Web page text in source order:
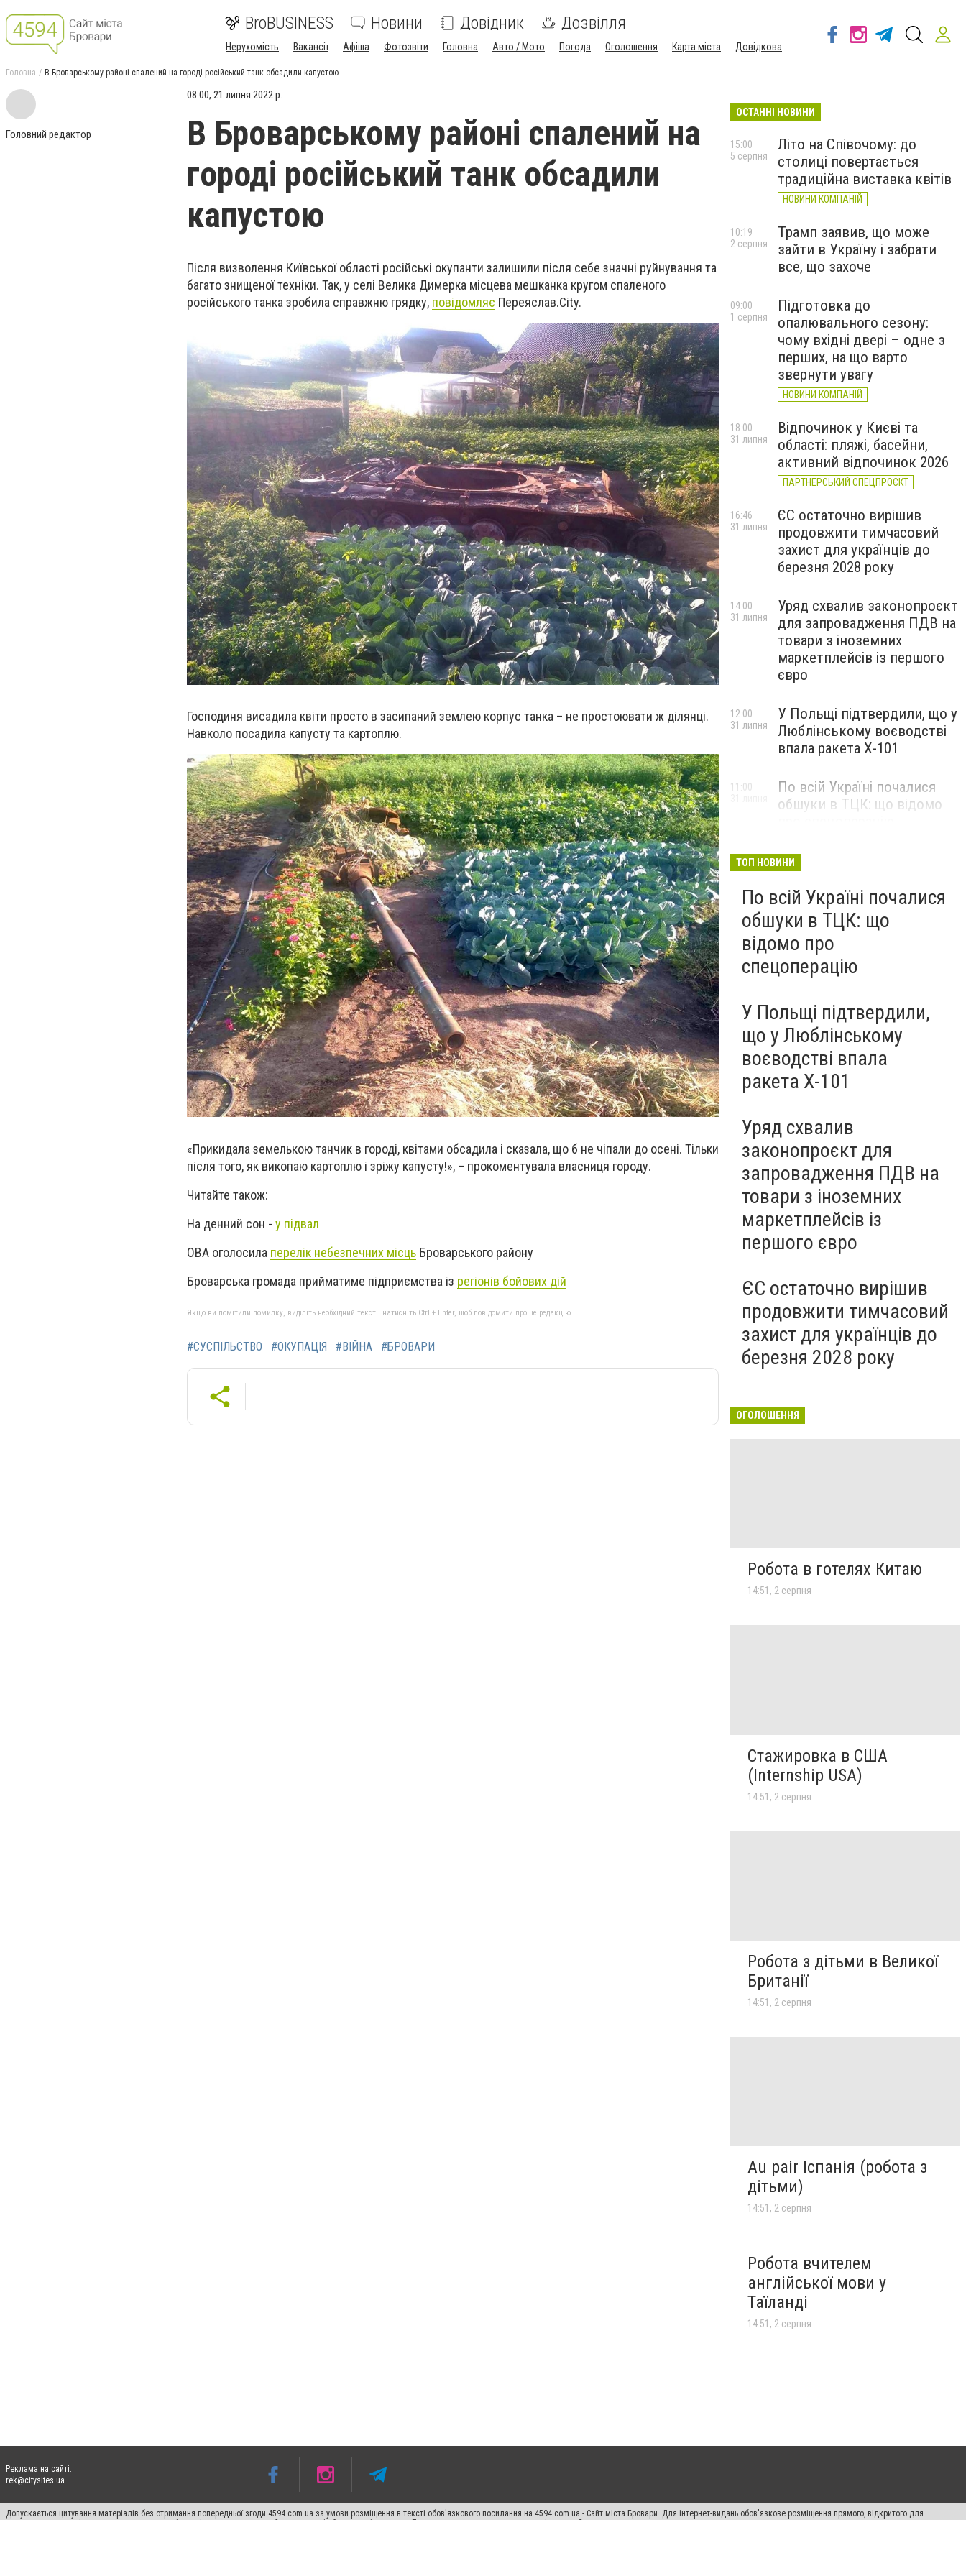
BroBUSINESS Новини Довідник Дозвілля
Нерухомість Вакансії Афіша Фотозвіти Головна Авто / Мото Погода Оголошення Карта міста Довідкова
Головна В Броварському районі спалений на городі російський танк обсадили капустою
Головний редактор
08:00, 21 липня 2022 р.
В Броварському районі спалений на
городі російський танк обсадили
капустою
Після визволення Київської області російські окупанти залишили після себе значні руйнування та
багато знищеної техніки. Так, у селі Велика Димерка місцева мешканка кругом спаленого
російського танка зробила справжню грядку, повідомляє Переяслав.City.
Господиня висадила квіти просто в засипаний землею корпус танка – не простоювати ж ділянці.
Навколо посадила капусту та картоплю.
«Прикидала земелькою танчик в городі, квітами обсадила і сказала, що б не чіпали до осені. Тільки
після того, як викопаю картоплю і зріжу капусту!», – прокоментувала власниця городу.
Читайте також:
На денний сон - у підвал
ОВА оголосила перелік небезпечних місць Броварського району
Броварська громада прийматиме підприємства із регіонів бойових дій
Якщо ви помітили помилку, виділіть необхідний текст і натисніть Ctrl + Enter, щоб повідомити про це редакцію
#СУСПІЛЬСТВО #ОКУПАЦІЯ #ВІЙНА #БРОВАРИ
ОСТАННІ НОВИНИ
Літо на Співочому: до
столиці повертається
традиційна виставка квітів
НОВИНИ КОМПАНІЙ
15:00
5 серпня
Трамп заявив, що може
зайти в Україну і забрати
все, що захоче
10:19
2 серпня
Підготовка до
опалювального сезону:
чому вхідні двері – одне з
перших, на що варто
звернути увагу
НОВИНИ КОМПАНІЙ
09:00
1 серпня
Відпочинок у Києві та
області: пляжі, басейни,
активний відпочинок 2026
ПАРТНЕРСЬКИЙ СПЕЦПРОЄКТ
18:00
31 липня
ЄС остаточно вирішив
продовжити тимчасовий
захист для українців до
березня 2028 року
16:46
31 липня
Уряд схвалив законопроєкт
для запровадження ПДВ на
товари з іноземних
маркетплейсів із першого
євро
14:00
31 липня
У Польщі підтвердили, що у
Люблінському воєводстві
впала ракета Х-101
12:00
31 липня
По всій Україні почалися
обшуки в ТЦК: що відомо
11:00
ТОП НОВИНИ
По всій Україні почалися
обшуки в ТЦК: що
відомо про
спецоперацію
У Польщі підтвердили,
що у Люблінському
воєводстві впала
ракета Х-101
Уряд схвалив
законопроєкт для
запровадження ПДВ на
товари з іноземних
маркетплейсів із
першого євро
ЄС остаточно вирішив
продовжити тимчасовий
захист для українців до
березня 2028 року
ОГОЛОШЕННЯ
Робота в готелях Китаю
14:51, 2 серпня
Стажировка в США
(Internship USA)
14:51, 2 серпня
Робота з дітьми в Великої
Британії
14:51, 2 серпня
Au pair Іспанія (робота з
дітьми)
14:51, 2 серпня
Робота вчителем
англійської мови у
Таїланді
14:51, 2 серпня
Реклама на сайті:
rek@citysites.ua
Допускається цитування матеріалів без отримання попередньої згоди 4594.com.ua за умови розміщення в тексті обов'язкового посилання на 4594.com.ua - Сайт міста Бровари. Для інтернет-видань обов'язкове розміщення прямого, відкритого для
пошукових систем гіперпосилання на цитовані статті не нижче другого абзацу в тексті або в якості джерела. Порушення виняткових прав переслідується Законом.